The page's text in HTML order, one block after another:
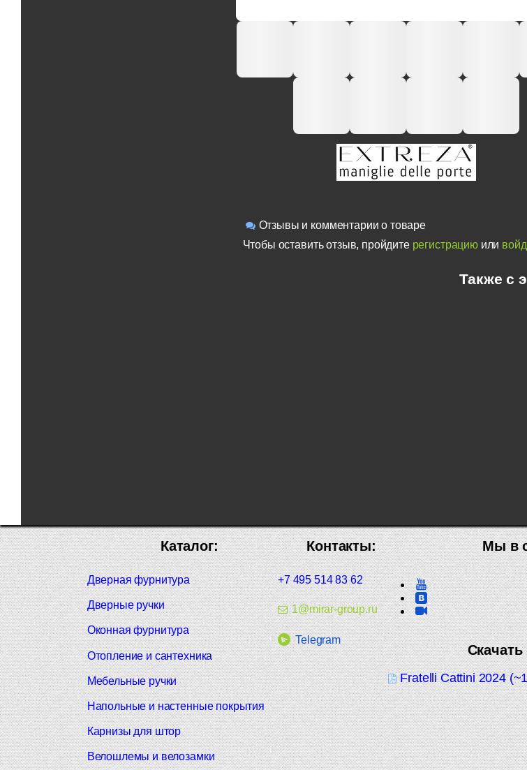
Отзывы и комментарии о товаре
Чтобы оставить отзыв, пройдите регистрациюили
Также с
Мы в
Скачать
Fratelli Cattini 2024
Контакты:
+7 495 514 83 62
1@mirar-group.ru
Telegram
Каталог:
Дверная фурнитура
Дверные ручки
Оконная фурнитура
Отопление и сантехника
Мебельные ручки
Напольные и настенные покрытия
Карнизы для штор
Велошлемы и велозамки